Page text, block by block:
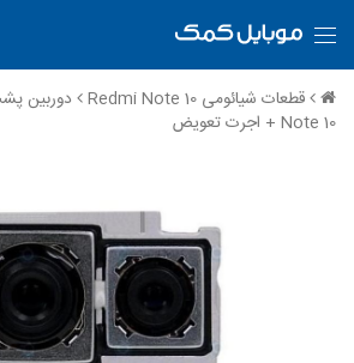
قطعات شیائومی Redmi Note 10
Note 10 + اجرت تعویض